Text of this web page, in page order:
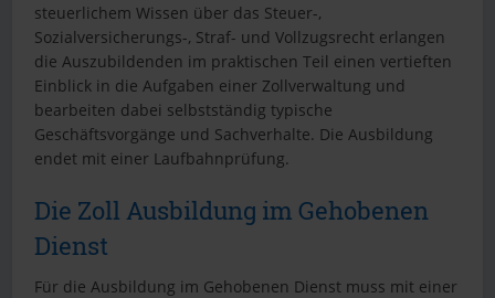
steuerlichem Wissen über das Steuer-,
Sozialversicherungs-, Straf- und Vollzugsrecht erlangen
die Auszubildenden im praktischen Teil einen vertieften
Einblick in die Aufgaben einer Zollverwaltung und
bearbeiten dabei selbstständig typische
Geschäftsvorgänge und Sachverhalte. Die Ausbildung
endet mit einer Laufbahnprüfung.
Die Zoll Ausbildung im Gehobenen
Dienst
Für die Ausbildung im Gehobenen Dienst muss mit einer